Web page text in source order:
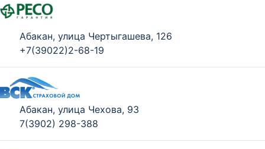
Абакан, улица Чертыгашева, 126
+7(39022)2-68-19
Абакан, улица Чехова, 93
7(3902) 298-388